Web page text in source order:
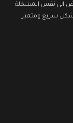
الى نفس المشكلة
بشكل سريع ومتميز.